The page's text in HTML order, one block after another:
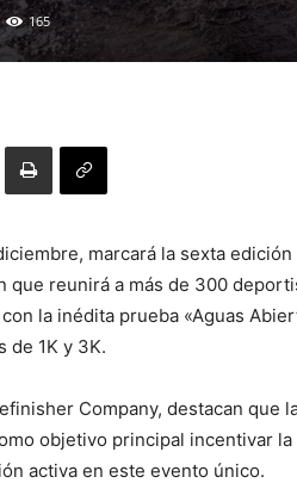
165
marcará la sexta
reunirá a más de 300
la inédita prueba «Aguas
de 1K y 3K.
Company, destacan que
objetivo principal incentivar
activa en este evento único.